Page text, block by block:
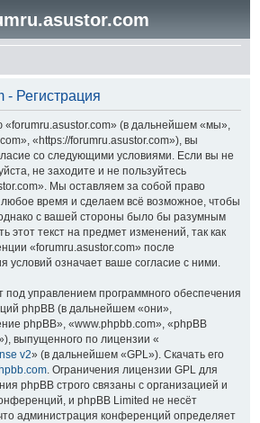
- Регистрация
(в дальнейшем «мы»,
«https://forumru.asustor.com»), вы
со следующими условиями. Если вы не
не заходите и не пользуйтесь
Мы оставляем за собой право
время и сделаем всё возможное, чтобы
с вашей стороны было бы разумным
этот текст на предмет изменений, так как
«forumru.asustor.com» после
условий означает ваше согласие с ними.
управлением программного обеспечения
phpBB (в дальнейшем «они»,
phpBB», «www.phpbb.com», «phpBB
выпущенного по лицензии «
v2» (в дальнейшем «GPL»). Скачать его
. Ограничения лицензии GPL для
phpBB строго связаны с организацией и
и phpBB Limited не несёт
администрация конференций определяет